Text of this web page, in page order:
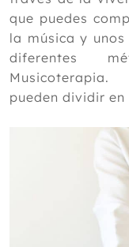
que puedes
la música y
diferentes
pueden dividir